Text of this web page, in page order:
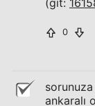
(git:
0
ankaralı